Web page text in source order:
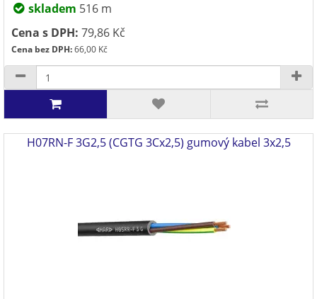
skladem 516 m
Cena s DPH: 79,86 Kč
Cena bez DPH:66,00 Kč
H07RN-F 3G2,5 (CGTG 3Cx2,5) gumový kabel 3x2,5